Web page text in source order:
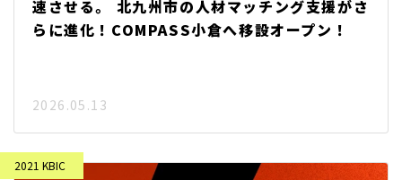
速させる。 北九州市の人材マッチング支援がさ
らに進化！COMPASS小倉へ移設オープン！
2026.05.13